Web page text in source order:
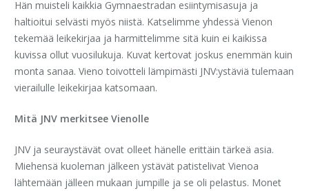
Hän muisteli kaikkia Gymnaestradan esiintymisasuja ja
haltioitui selvästi myös niistä. Katselimme yhdessä Vienon
tekemää leikekirjaa ja harmittelimme sitä kuin ei kaikissa
kuvissa ollut vuosilukuja. Kuvat kertovat joskus enemmän kuin
monta sanaa. Vieno toivotteli lämpimästi JNV:ystäviä tulemaan
vierailulle leikekirjaa katsomaan.
Mitä JNV merkitsee Vienolle
JNV ja seuraystävät ovat olleet hänelle erittäin tärkeä asia.
Miehensä kuoleman jälkeen ystävät patistelivat Vienoa
lähtemään jälleen mukaan jumpille ja se oli pelastus. Monet